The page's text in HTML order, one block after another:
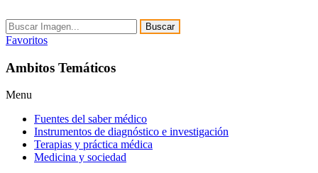
Buscar
Favoritos
Ambitos Temáticos
Menu
Fuentes del saber médico
Instrumentos de diagnóstico e investigación
Terapias y práctica médica
Medicina y sociedad